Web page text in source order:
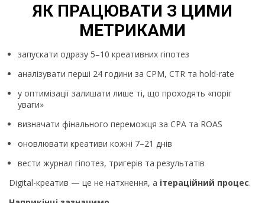
ЯК ПРАЦЮВАТИ З ЦИМИ
МЕТРИКАМИ
запускати одразу 5–10 креативних гіпотез
аналізувати перші 24 години за CPM, CTR та hold-rate
у оптимізації залишати лише ті, що проходять «поріг
уваги»
визначати фінального переможця за CPA та ROAS
оновлювати креативи кожні 7–21 днів
вести журнал гіпотез, тригерів та результатів
Digital-креатив — це не натхнення, а ітераційний процес.